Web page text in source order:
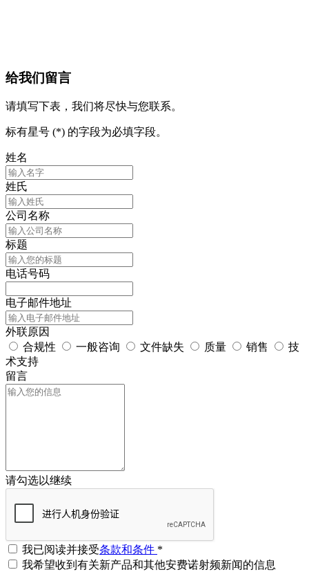
给我们留言
请填写下表，我们将尽快与您联系。
标有星号 (*) 的字段为必填字段。
姓名
姓氏
公司名称
标题
电话号码
电子邮件地址
外联原因
合规性
一般咨询 文件缺失 质量 销售
技
术支持
留言
请勾选以继续
我已阅读并接受条款和条件 *
我希望收到有关新产品和其他安费诺射频新闻的信息